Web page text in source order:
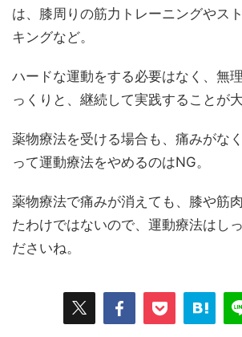
は、膝周りの筋力トレーニングやス
キングなど。
ハードな運動をする必要はなく、無
っくりと、継続して実践することが大
薬物療法を受ける場合も、痛みがな
って運動療法をやめるのはNG。
薬物療法で痛みが消えても、膝や筋
たわけではないので、運動療法はし
ださいね。